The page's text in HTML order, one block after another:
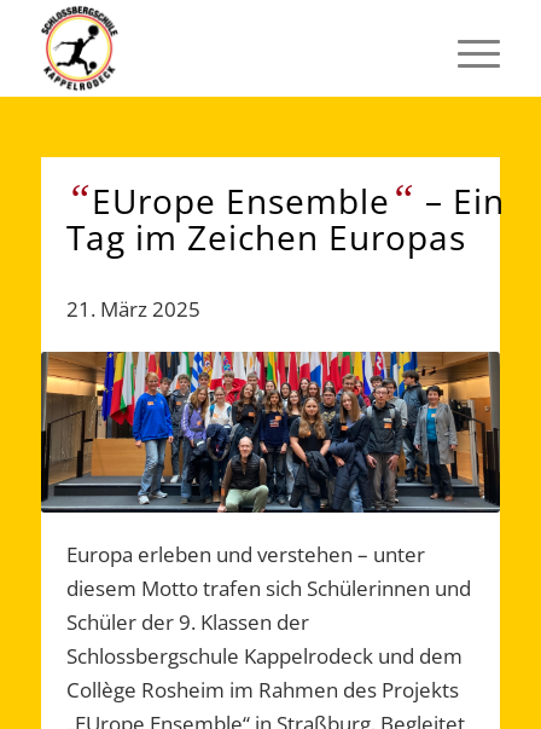
“EUrope Ensemble“ – Ein
Tag im Zeichen Europas
21. März 2025
Europa erleben und verstehen – unter
diesem Motto trafen sich Schülerinnen und
Schüler der 9. Klassen der
Schlossbergschule Kappelrodeck und dem
Collège Rosheim im Rahmen des Projekts